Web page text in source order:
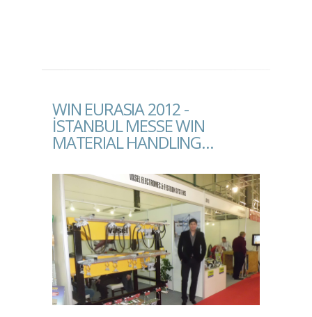
WIN EURASIA 2012 -
İSTANBUL MESSE WIN
MATERIAL HANDLING...